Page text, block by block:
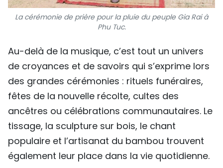
La cérémonie de prière pour la pluie du peuple Gia Rai à
Phu Tuc.
Au-delà de la musique, c’est tout un univers
de croyances et de savoirs qui s’exprime lors
des grandes cérémonies : rituels funéraires,
fêtes de la nouvelle récolte, cultes des
ancêtres ou célébrations communautaires. Le
tissage, la sculpture sur bois, le chant
populaire et l’artisanat du bambou trouvent
également leur place dans la vie quotidienne.